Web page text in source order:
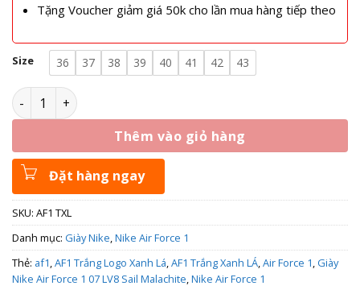
Tặng Voucher giảm giá 50k cho lần mua hàng tiếp theo
Size 36 37 38 39 40 41 42 43
Giày Nike Air Force 1 07 LV8 Sail Malachite - AF1 Trắng
Thêm vào giỏ hàng
Đặt hàng ngay
SKU: AF1 TXL
Danh mục: Giày Nike,Nike Air Force 1
Thẻ: af1,AF1 Trắng Logo Xanh Lá,AF1 Trắng Xanh LÁ,Air Force 1, Giày
Nike Air Force 1 07 LV8 Sail Malachite,Nike Air Force 1